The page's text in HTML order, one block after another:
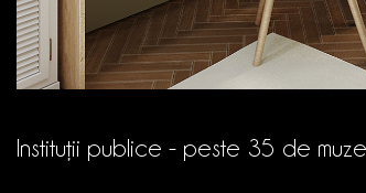
Instituții publice - peste 35 de